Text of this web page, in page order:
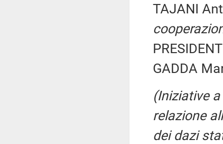
TAJANI
GADDA
(Iniziative
relazione
dei dazi